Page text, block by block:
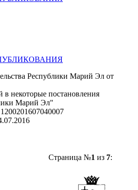
Республики Марий Эл от
некоторые постановления
Марий Эл"
1200201607040007
Страница №1 из 7: